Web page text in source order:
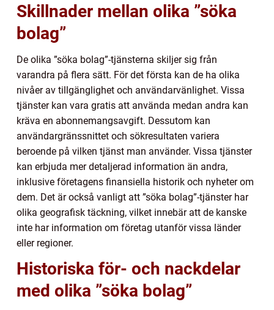
Skillnader mellan olika ”söka
bolag”
De olika ”söka bolag”-tjänsterna skiljer sig från
varandra på flera sätt. För det första kan de ha olika
nivåer av tillgänglighet och användarvänlighet. Vissa
tjänster kan vara gratis att använda medan andra kan
kräva en abonnemangsavgift. Dessutom kan
användargränssnittet och sökresultaten variera
beroende på vilken tjänst man använder. Vissa tjänster
kan erbjuda mer detaljerad information än andra,
inklusive företagens finansiella historik och nyheter om
dem. Det är också vanligt att ”söka bolag”-tjänster har
olika geografisk täckning, vilket innebär att de kanske
inte har information om företag utanför vissa länder
eller regioner.
Historiska för- och nackdelar
med olika ”söka bolag”